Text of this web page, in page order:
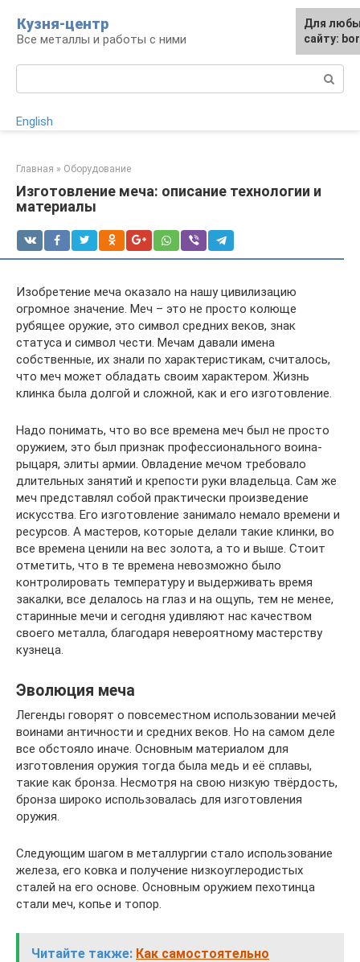
контенту
Кузня-центр
Все металлы и работы с ними
English
Главная » Оборудование
Изготовление меча: описание технологии и
материалы
Изобретение меча оказало на нашу цивилизацию
огромное значение. Меч – это не просто колюще
рубящее оружие, это символ средних веков, знак
статуса и символ чести. Мечам давали имена
собственные, их знали по характеристикам, считалось,
что меч может обладать своим характером. Жизнь
клинка была долгой и сложной, как и его изготовление.
Надо понимать, что во все времена меч был не просто
оружием, это был признак профессионального воина-
рыцаря, элиты армии. Овладение мечом требовало
длительных занятий и крепости руки владельца. Сам же
меч представлял собой практически произведение
искусства. Его изготовление занимало немало времени и
ресурсов. А мастеров, которые делали такие клинки, во
все времена ценили на вес золота, а то и выше. Стоит
отметить, что в те времена невозможно было
контролировать температуру и выдерживать время
закалки, все делалось на глаз и на ощупь, тем не менее,
старинные мечи и сегодня удивляют нас качеством
своего металла, благодаря невероятному мастерству
кузнеца.
Эволюция меча
Легенды говорят о повсеместном использовании мечей
воинами античности и средних веков. Но на самом деле
все обстояло иначе. Основным материалом для
изготовления оружия тогда была медь и её сплавы,
такие как бронза. Несмотря на свою низкую твёрдость,
бронза широко использовалась для изготовления
оружия.
Следующим шагом в металлургии стало использование
железа, его ковка и получение низкоуглеродистых
сталей на его основе. Основным оружием пехотинца
стали меч, копье и топор.
Читайте также: Как самостоятельно
Для
сайту: